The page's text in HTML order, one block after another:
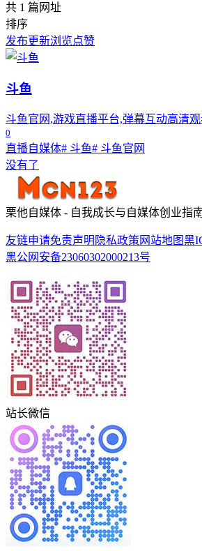
共 1 篇网址
排序
发布更新浏览点赞
斗鱼
斗鱼官网,游戏直播平台,弹幕互动高清
0
直播自媒体# 斗鱼# 斗鱼官网
没有了
栗他自媒体 - 自我成长与自媒体创业指
友链申请免责声明 隐私政策 网站地图黑
黑公网安备23060302000213号
站长微信